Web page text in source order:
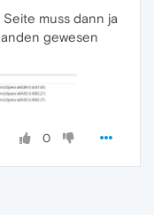
muss dann ja
gewesen
0